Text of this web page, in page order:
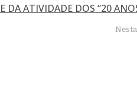
DA ATIVIDADE DOS “20